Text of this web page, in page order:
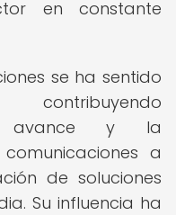
en constante
se ha sentido
avance y la
a
de soluciones
Su influencia ha